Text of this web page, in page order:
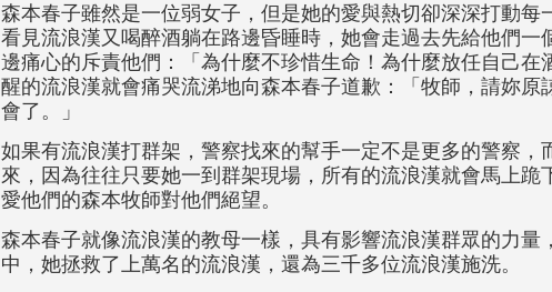
森本春子雖然是一位弱女子，但是她的愛與熱切卻深深打動每
看見流浪漢又喝醉酒躺在路邊昏睡時，她會走過去先給他們一
邊痛心的斥責他們：「為什麼不珍惜生命！為什麼放任自己在
醒的流浪漢就會痛哭流涕地向森本春子道歉：「牧師，請妳原
會了。」
如果有流浪漢打群架，警察找來的幫手一定不是更多的警察，
來，因為往往只要她一到群架現場，所有的流浪漢就會馬上跪
愛他們的森本牧師對他們絕望。
森本春子就像流浪漢的教母一樣，具有影響流浪漢群眾的力量
中，她拯救了上萬名的流浪漢，還為三千多位流浪漢施洗。